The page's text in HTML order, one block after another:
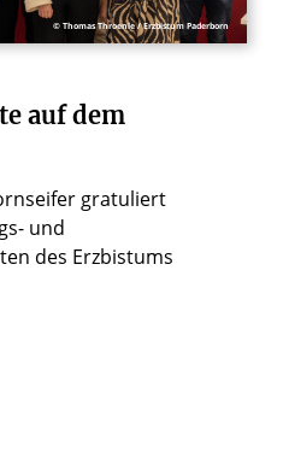
© Thomas Throenle / Erzbistum Paderborn
auf dem
gratuliert
und
des Erzbistums